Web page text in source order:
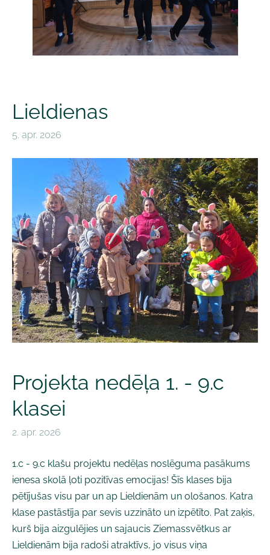
Lieldienas
5. apr. 2026
Projekta nedēļa 1. - 9.c
klasei
2. apr. 2026
1.c - 9.c klašu projektu nedēļas noslēguma pasākums
ienesa skolā ļoti pozitīvas emocijas! Šīs klases bija
pētījušas visu par un ap Lieldienām un ološanos. Katra
klase pastāstīja par sevis uzzināto un izpētīto. Pat zaķis,
kurš bija aizgulējies un sajaucis Ziemassvētkus ar
Lieldienām bija radoši atraktīvs, jo visus viņa